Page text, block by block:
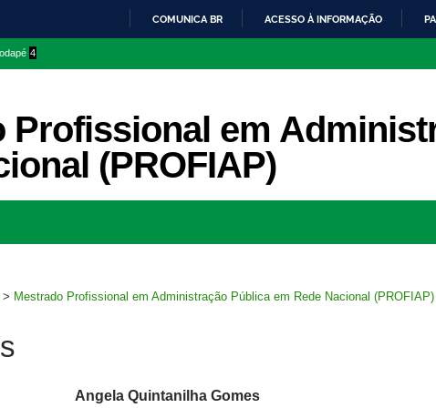
O
COMUNICA BR ACESSO À INFORMAÇÃO
4
Profissional em
(PROFIAP)
> Mestrado Profissional em Administração Pública em Rede Nacional (PROFIAP)
Angela Quintanilha Gomes